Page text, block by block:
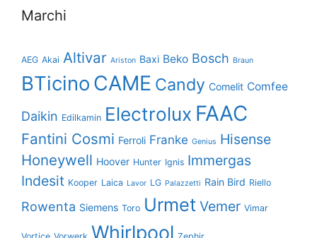
Marchi
AEG Akai Altivar Ariston Baxi Beko Bosch Braun
BTicino CAME Candy Comelit Comfee
Daikin Edilkamin Electrolux FAAC
Fantini Cosmi Ferroli Franke Genius Hisense
Honeywell Hoover Hunter Ignis Immergas
Indesit Kooper Laica Lavor LG Palazzetti Rain Bird Riello
Rowenta Siemens Toro Urmet Vemer Vimar
Whirlpool